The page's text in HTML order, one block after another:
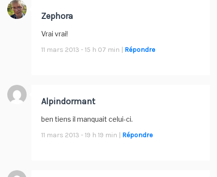
Zephora
Vrai vrai!
11 mars 2013 - 15 h 07 min | Répondre
Alpindormant
ben tiens il manquait celui-ci.
11 mars 2013 - 19 h 19 min | Répondre